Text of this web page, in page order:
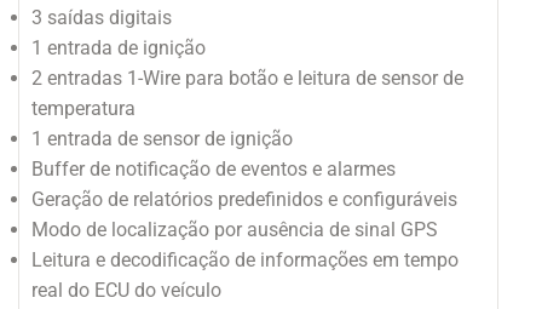
3 saídas digitais
1 entrada de ignição
2 entradas 1-Wire para botão e leitura de sensor de
temperatura
1 entrada de sensor de ignição
Buffer de notificação de eventos e alarmes
Geração de relatórios predefinidos e configuráveis
Modo de localização por ausência de sinal GPS
Leitura e decodificação de informações em tempo
real do ECU do veículo